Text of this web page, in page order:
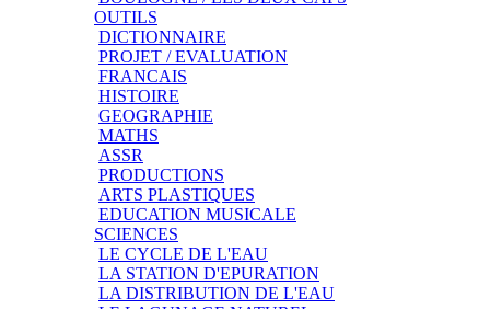
OUTILS
DICTIONNAIRE
PROJET / EVALUATION
FRANCAIS
HISTOIRE
GEOGRAPHIE
MATHS
ASSR
PRODUCTIONS
ARTS PLASTIQUES
EDUCATION MUSICALE
SCIENCES
LE CYCLE DE L'EAU
LA STATION D'EPURATION
LA DISTRIBUTION DE L'EAU